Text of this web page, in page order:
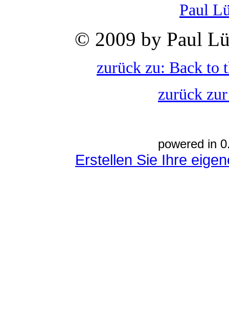
Paul
© 2009 by Paul
zurück zu: Back to
zurück
powered in
Erstellen Sie Ihre